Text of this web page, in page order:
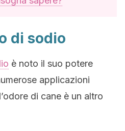
di sodio
è noto il suo potere
applicazioni
di cane è un altro